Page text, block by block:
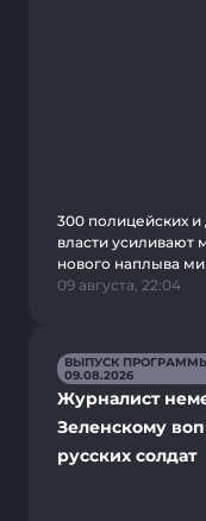
300 полицейских
власти усиливают
нового наплыва
09 августа, 22:04
ВЫПУСК ПРОГРАММЫ
09.08.2026
Журналист
Зеленскому
русских солдат